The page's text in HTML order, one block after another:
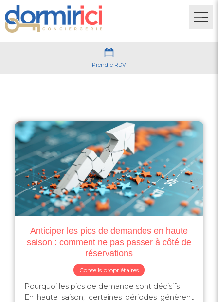
Prendre RDV
Anticiper les pics de demandes en haute
saison : comment ne pas passer à côté de
réservations
Conseils propriétaires
Pourquoi les pics de demande sont décisifs
En haute saison, certaines périodes génèrent